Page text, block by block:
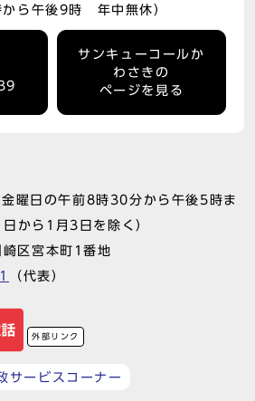
から午後9時 年中無休）
サンキューコールか
わさきの
ページを見る
曜日の午前8時30分から午後5時ま
から1月3日を除く）
区宮本町1番地
（代表）
外部リンク
サービスコーナー